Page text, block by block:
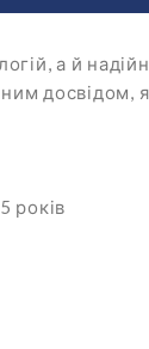
а й
досвідом,
років